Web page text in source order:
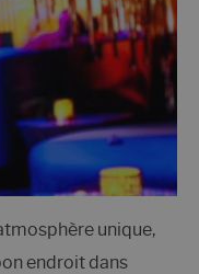
unique,
endroit dans